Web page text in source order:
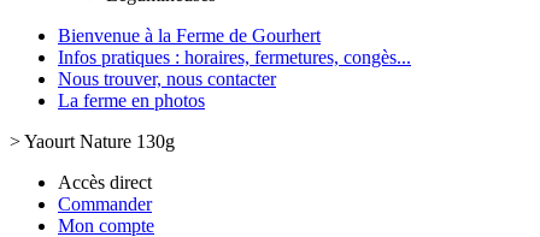
Bienvenue à la Ferme de Gourhert
Infos pratiques : horaires, fermetures, congès...
Nous trouver, nous contacter
La ferme en photos
>Yaourt Nature 130g
Accès direct
Commander
Mon compte